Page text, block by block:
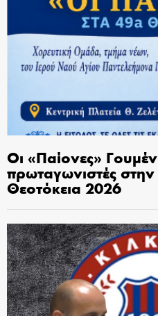
Οι «Παίονες»
πρωταγωνιστές
Θεοτόκεια 2026